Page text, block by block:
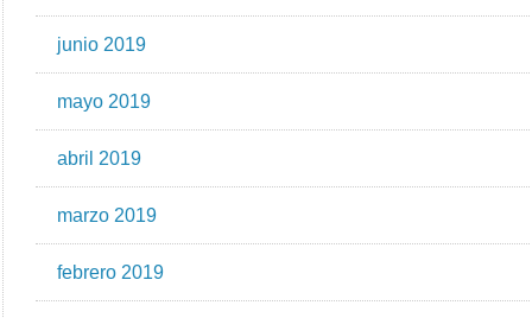
junio 2019
mayo 2019
abril 2019
marzo 2019
febrero 2019